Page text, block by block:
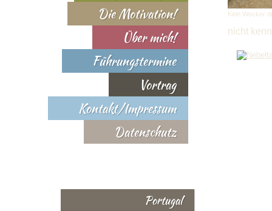
Die Motivation!
Über mich!
Führungstermine
Vortrag
Kontakt/Impressum
Datenschutz
Portugal
Kein Wecker
nicht